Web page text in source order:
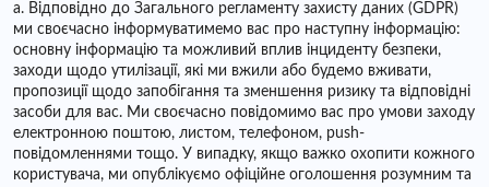
a. Відповідно до Загального регламенту захисту даних (GDPR)
ми своєчасно інформуватимемо вас про наступну інформацію:
основну інформацію та можливий вплив інциденту безпеки,
заходи щодо утилізації, які ми вжили або будемо вживати,
пропозиції щодо запобігання та зменшення ризику та відповідні
засоби для вас. Ми своєчасно повідомимо вас про умови заходу
електронною поштою, листом, телефоном, push-
повідомленнями тощо. У випадку, якщо важко охопити кожного
користувача, ми опублікуємо офіційне оголошення розумним та